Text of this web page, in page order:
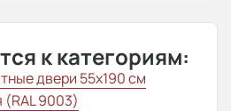
к категориям:
двери 55х190 см
(RAL 9003)